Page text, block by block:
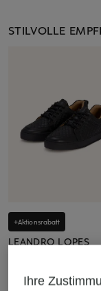
STILVOLLE
+Aktionsrabatt
LEANDRO LOPES
295,99 €
Ihre